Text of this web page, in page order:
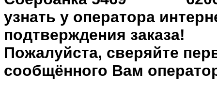
узнать у оператора
подтверждения заказа!
Пожалуйста, сверяйте
сообщённого Вам